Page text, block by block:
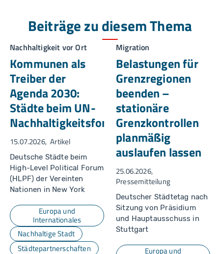
Beiträge zu diesem Thema
Nachhaltigkeit vor Ort
Kommunen als
Treiber der
Agenda 2030:
Städte beim UN-
Nachhaltigkeitsforum
15.07.2026 Artikel
Deutsche Städte beim
High-Level Political Forum
(HLPF) der Vereinten
Nationen in New York
Europa und
Internationales
Nachhaltige Stadt
Städtepartnerschaften
Migration
Belastungen für
Grenzregionen
beenden –
stationäre
Grenzkontrollen
planmäßig
auslaufen lassen
25.06.2026
Pressemitteilung
Deutscher Städtetag nach
Sitzung von Präsidium
und Hauptausschuss in
Stuttgart
Europa und